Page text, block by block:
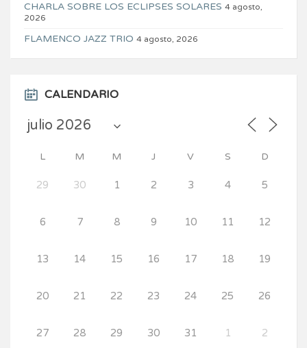
CHARLA SOBRE LOS ECLIPSES SOLARES 4 agosto,
2026
FLAMENCO JAZZ TRIO 4 agosto, 2026
CALENDARIO
L M M J V S D
29 30 1 2 3 4 5
6 7 8 9 10 11 12
13 14 15 16 17 18 19
20 21 22 23 24 25 26
27 28 29 30 31 1 2